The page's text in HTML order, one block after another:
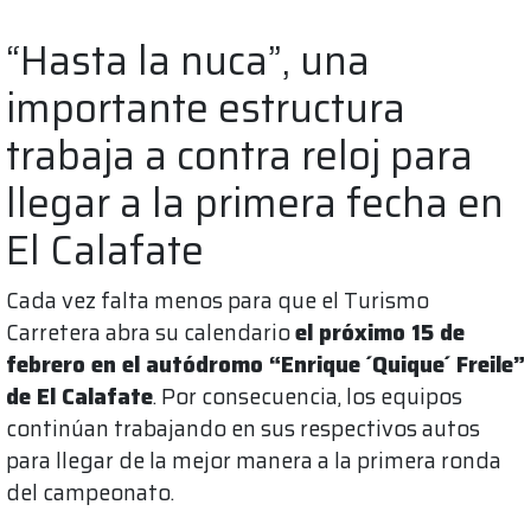
“Hasta la nuca”, una
importante estructura
trabaja a contra reloj para
llegar a la primera fecha en
El Calafate
Cada vez falta menos para que el Turismo
Carretera abra su calendarioel próximo 15 de
febrero en el autódromo “Enrique ´Quique´ Freile”
de El Calafate. Por consecuencia, los equipos
continúan trabajando en sus respectivos autos
para llegar de la mejor manera a la primera ronda
del campeonato.